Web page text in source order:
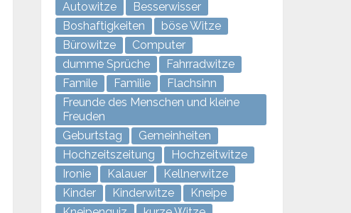
Autowitze
Besserwisser
Boshaftigkeiten
böse Witze
Bürowitze
Computer
dumme Sprüche
Fahrradwitze
Famile
Familie
Flachsinn
Freunde des Menschen und kleine
Freuden
Geburtstag
Gemeinheiten
Hochzeitszeitung
Hochzeitwitze
Ironie
Kalauer
Kellnerwitze
Kinder
Kinderwitze
Kneipe